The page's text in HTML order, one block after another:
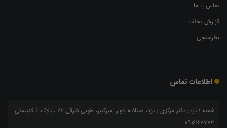
تماس با ما
گزارش تخلف
نظرسنجی
اطلاعات تماس
شعبه 1 یزد: دفتر مرکزی : یزد، صفائیه بلوار امیرکبیر، طوبی شرقی 24 ، پلاک 6 کدپستی
8916147773